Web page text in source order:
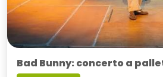
Bad Bunny: concerto a